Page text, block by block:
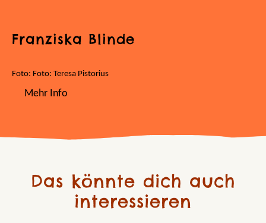
Franziska Blinde
Foto: Foto: Teresa Pistorius
Mehr Info
Das könnte dich auch
interessieren